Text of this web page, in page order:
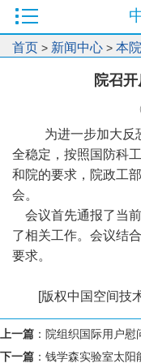
首页 > 新闻中心 > 本
院召
为进一步加大反
全稳定，按照国防科
和院的要求，院政工
会。
会议首先通报了当
了相关工作。会议结
要求。
[版权中国空间技
上一篇 ： 院组织国际用户慰
下一篇 ： 钱学森实验室太阳